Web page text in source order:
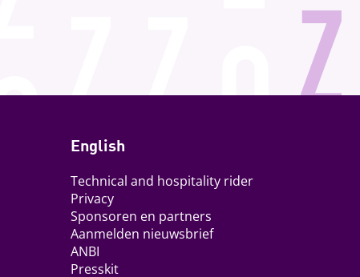
English
Technical and hospitality rider
Privacy
Sponsoren en partners
Aanmelden nieuwsbrief
ANBI
Presskit